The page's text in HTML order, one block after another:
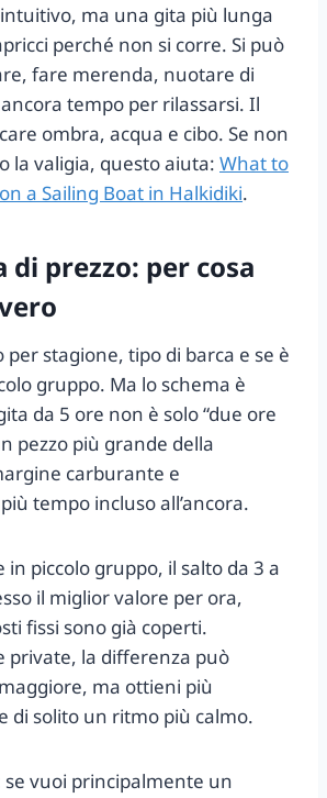
ma una gita più lunga
perché non si corre. Si può
fare merenda, nuotare di
tempo per rilassarsi. Il
ombra, acqua e cibo. Se non
la valigia, questo aiuta: What to
a Sailing Boat in Halkidiki.
di prezzo: per cosa
stagione, tipo di barca e se è
gruppo. Ma lo schema è
da 5 ore non è solo “due ore
pezzo più grande della
carburante e
tempo incluso all’ancora.
in piccolo gruppo, il salto da 3 a
il miglior valore per ora,
fissi sono già coperti.
private, la differenza può
ma ottieni più
di solito un ritmo più calmo.
se vuoi principalmente un